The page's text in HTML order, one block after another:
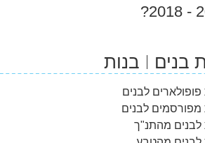
בנים בנות
לבנים
לבנים
לבנים מהתנ"ך